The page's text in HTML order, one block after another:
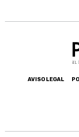
AVISO LEGAL